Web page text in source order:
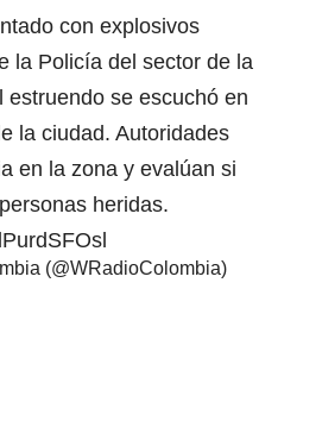
con explosivos
la Policía del sector de la
estruendo se escuchó en
la ciudad. Autoridades
en la zona y evalúan si
heridas.
(@WRadioColombia)